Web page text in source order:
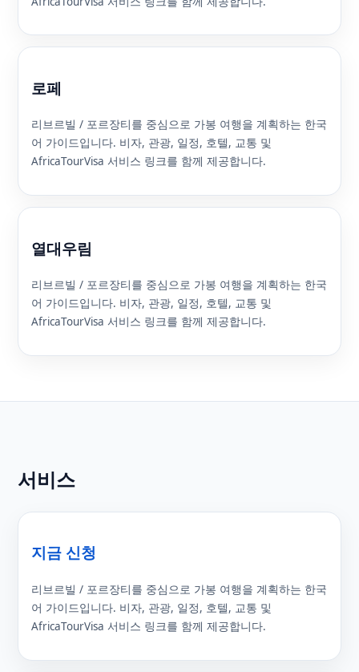
로페
리브르빌 / 포르장티를 중심으로 가봉 여행을 계획하는 한국
어 가이드입니다. 비자, 관광, 일정, 호텔, 교통 및
AfricaTourVisa 서비스 링크를 함께 제공합니다.
열대우림
리브르빌 / 포르장티를 중심으로 가봉 여행을 계획하는 한국
어 가이드입니다. 비자, 관광, 일정, 호텔, 교통 및
AfricaTourVisa 서비스 링크를 함께 제공합니다.
서비스
지금 신청
리브르빌 / 포르장티를 중심으로 가봉 여행을 계획하는 한국
어 가이드입니다. 비자, 관광, 일정, 호텔, 교통 및
AfricaTourVisa 서비스 링크를 함께 제공합니다.